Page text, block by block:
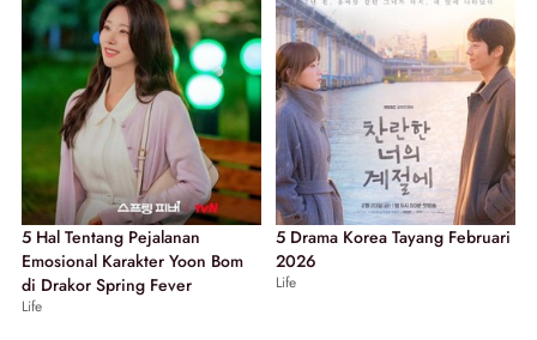
5 Hal Tentang Pejalanan
Emosional Karakter Yoon Bom
di Drakor Spring Fever
Life
5 Drama Korea Tayang Februari
2026
Life